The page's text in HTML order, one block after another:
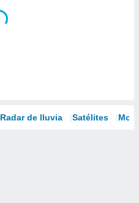
Radar de lluvia Satélites